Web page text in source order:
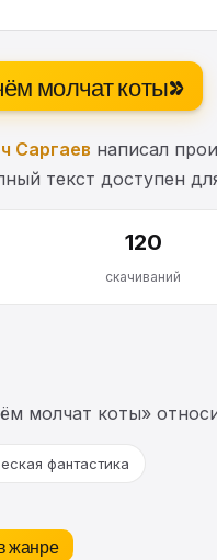
молчат коты»
Саргаев написал
текст доступен
120
скачиваний
молчат коты»
фантастика
жанре